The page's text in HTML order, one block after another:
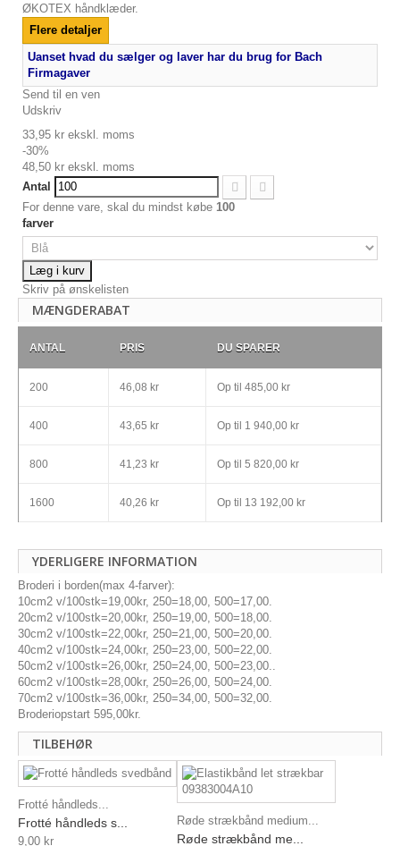
ØKOTEX håndklæder.
Flere detaljer
Uanset hvad du sælger og laver har du brug for Bach
Firmagaver
Send til en ven
Udskriv
33,95 kr ekskl. moms
-30%
48,50 kr ekskl. moms
Antal
For denne vare, skal du mindst købe 100
farver
Læg i kurv
Skriv på ønskelisten
MÆNGDERABAT
ANTAL PRIS DU SPARER
200 46,08 kr Op til 485,00 kr
400 43,65 kr Op til 1 940,00 kr
800 41,23 kr Op til 5 820,00 kr
1600 40,26 kr Op til 13 192,00 kr
YDERLIGERE INFORMATION
Broderi i borden(max 4-farver):
10cm2 v/100stk=19,00kr, 250=18,00, 500=17,00.
20cm2 v/100stk=20,00kr, 250=19,00, 500=18,00.
30cm2 v/100stk=22,00kr, 250=21,00, 500=20,00.
40cm2 v/100stk=24,00kr, 250=23,00, 500=22,00.
50cm2 v/100stk=26,00kr, 250=24,00, 500=23,00..
60cm2 v/100stk=28,00kr, 250=26,00, 500=24,00.
70cm2 v/100stk=36,00kr, 250=34,00, 500=32,00.
Broderiopstart 595,00kr.
TILBEHØR
Frotté håndleds...
Frotté håndleds s...
9,00 kr
Røde strækbånd medium...
Røde strækbånd me...